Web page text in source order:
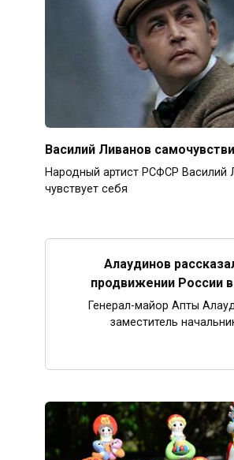
Василий Ливанов
Народный артист РСФСР Василий
чувствует себя
Алаудинов
продвижении России
Генерал-майор Апты
заместитель